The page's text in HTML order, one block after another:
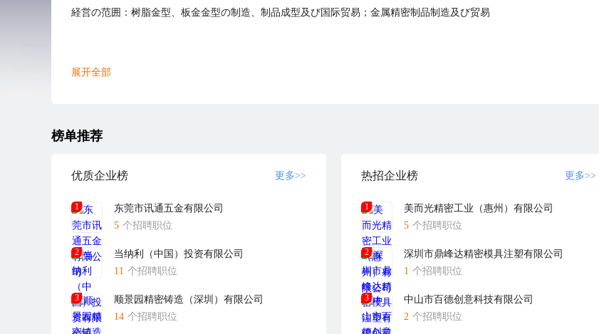
経営の范囲：树脂金型、板金金型の制造、制品成型及び国际贸易；金属精密制品制造及び贸易
展开全部
榜单推荐
优质企业榜 更多>>
1
东莞市讯通五金有限公司
5 个招聘职位
2
当纳利（中国）投资有限公司
11 个招聘职位
3
顺景园精密铸造（深圳）有限公司
14 个招聘职位
热招企业榜 更多>>
1
美而光精密工业（惠州）有限公司
5 个招聘职位
2
深圳市鼎峰达精密模具注塑有限公司
1 个招聘职位
3
中山市百德创意科技有限公司
2 个招聘职位